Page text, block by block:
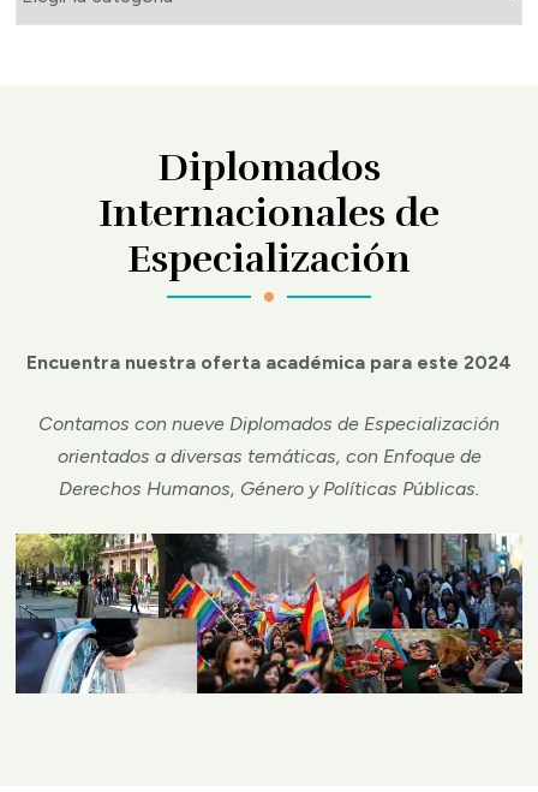
buscas?
Diplomados
Internacionales de
Especialización
Encuentra nuestra oferta académica para este 2024
Contamos con nueve Diplomados de Especialización
orientados a diversas temáticas, con Enfoque de
Derechos Humanos, Género y Políticas Públicas.